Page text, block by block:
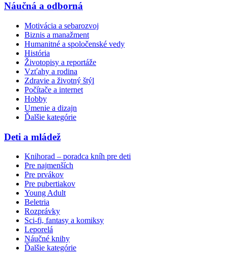
Náučná a odborná
Motivácia a sebarozvoj
Biznis a manažment
Humanitné a spoločenské vedy
História
Životopisy a reportáže
Vzťahy a rodina
Zdravie a životný štýl
Počítače a internet
Hobby
Umenie a dizajn
Ďalšie kategórie
Deti a mládež
Knihorad – poradca kníh pre deti
Pre najmenších
Pre prvákov
Pre pubertiakov
Young Adult
Beletria
Rozprávky
Sci-fi, fantasy a komiksy
Leporelá
Náučné knihy
Ďalšie kategórie